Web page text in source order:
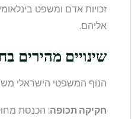
זכויות אדם ומשפט
אליהם.
שינויים מהירים
הנוף המשפטי הישראלי
חקיקה תכופה: הכנסת